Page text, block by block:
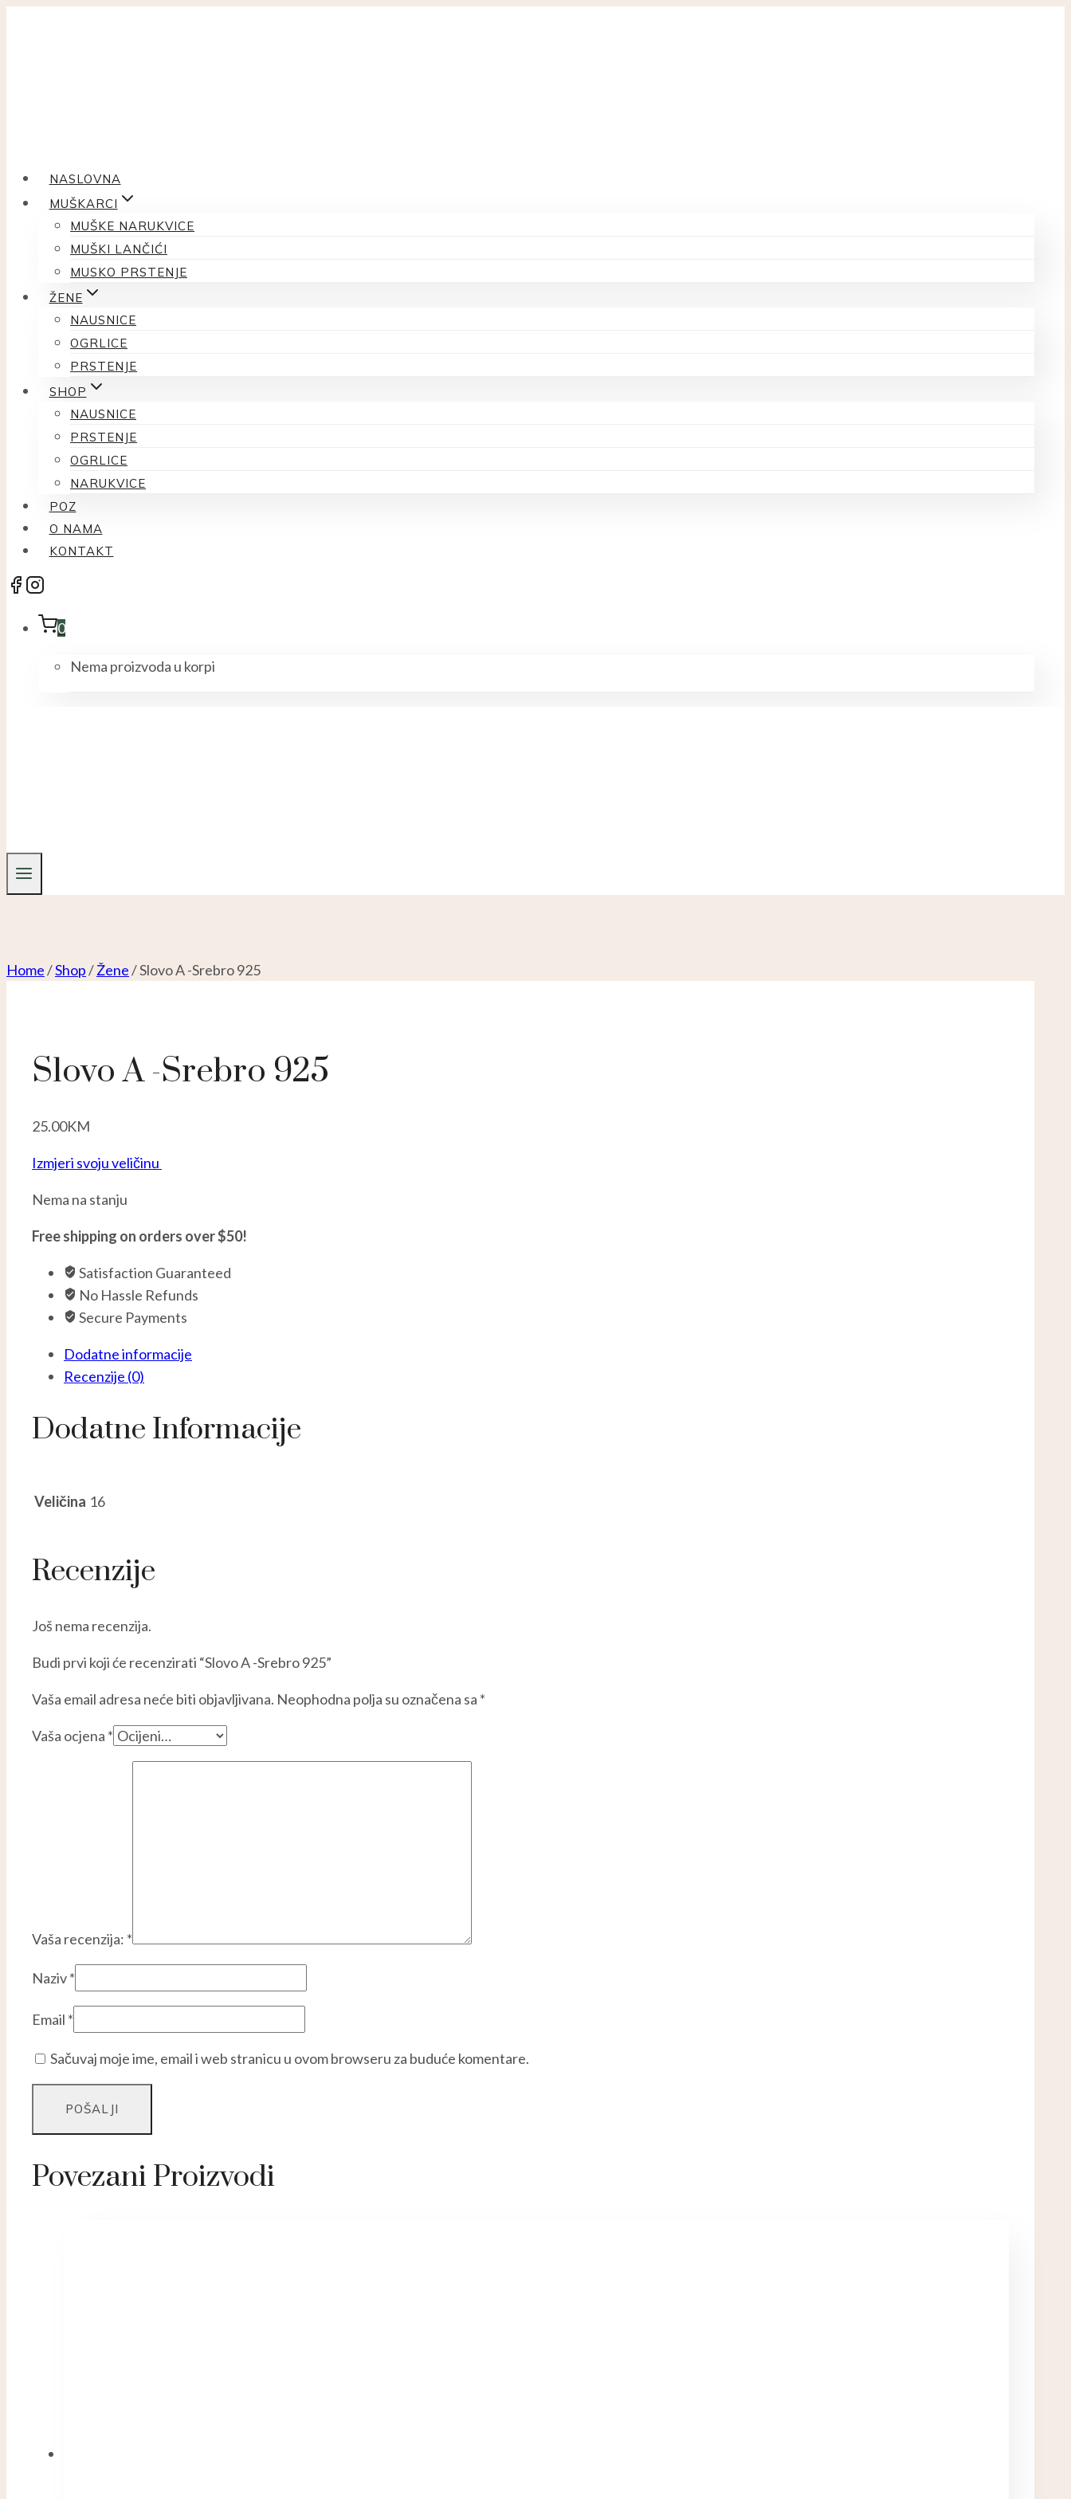
NASLOVNA
MUŠKARCI
MUŠKE NARUKVICE
MUŠKI LANČIĆI
MUSKO PRSTENJE
ŽENE
NAUSNICE
OGRLICE
PRSTENJE
SHOP
NAUSNICE
PRSTENJE
OGRLICE
NARUKVICE
POZ
O NAMA
KONTAKT
0
Nema proizvoda u korpi
Home/Shop/Žene/Slovo A -Srebro 925
Slovo A -Srebro 925
25.00KM
Izmjeri svoju veličinu
Nema na stanju
Free shipping on orders over $50!
Satisfaction Guaranteed
No Hassle Refunds
Secure Payments
Dodatne informacije
Recenzije (0)
Dodatne Informacije
Veličina 16
Recenzije
Još nema recenzija.
Budi prvi koji će recenzirati “Slovo A -Srebro 925”
Vaša email adresa neće biti objavljivana. Neophodna polja su označena sa *
Vaša ocjena *
Vaša recenzija: *
Naziv*
Email *
Sačuvaj moje ime, email i web stranicu u ovom browseru za buduće komentare.
Povezani Proizvodi